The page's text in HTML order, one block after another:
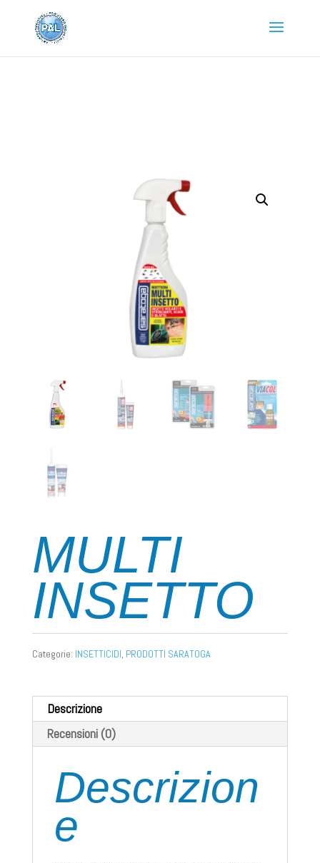
MULTI
INSETTO
Categorie: INSETTICIDI, PRODOTTI SARATOGA
Descrizione
Recensioni (0)
Descrizion
e